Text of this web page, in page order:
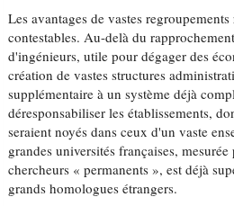
Les avantages de vastes
contestables. Au-delà du
d'ingénieurs, utile pour dégager des
création de vastes structures
supplémentaire à un système déjà
déresponsabiliser les établissements,
seraient noyés dans ceux d'un vaste
grandes universités françaises,
chercheurs « permanents », est déjà
grands homologues étrangers.